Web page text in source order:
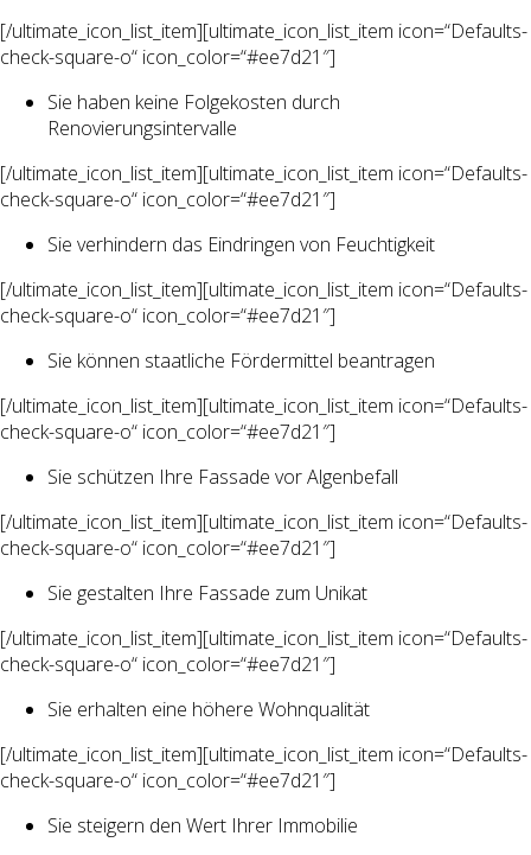
[/ultimate_icon_list_item][ultimate_icon_list_item icon=“Defaults-
check-square-o“ icon_color=“#ee7d21″]
Sie haben keine Folgekosten durch
Renovierungsintervalle
[/ultimate_icon_list_item][ultimate_icon_list_item icon=“Defaults-
check-square-o“ icon_color=“#ee7d21″]
Sie verhindern das Eindringen von Feuchtigkeit
[/ultimate_icon_list_item][ultimate_icon_list_item icon=“Defaults-
check-square-o“ icon_color=“#ee7d21″]
Sie können staatliche Fördermittel beantragen
[/ultimate_icon_list_item][ultimate_icon_list_item icon=“Defaults-
check-square-o“ icon_color=“#ee7d21″]
Sie schützen Ihre Fassade vor Algenbefall
[/ultimate_icon_list_item][ultimate_icon_list_item icon=“Defaults-
check-square-o“ icon_color=“#ee7d21″]
Sie gestalten Ihre Fassade zum Unikat
[/ultimate_icon_list_item][ultimate_icon_list_item icon=“Defaults-
check-square-o“ icon_color=“#ee7d21″]
Sie erhalten eine höhere Wohnqualität
[/ultimate_icon_list_item][ultimate_icon_list_item icon=“Defaults-
check-square-o“ icon_color=“#ee7d21″]
Sie steigern den Wert Ihrer Immobilie